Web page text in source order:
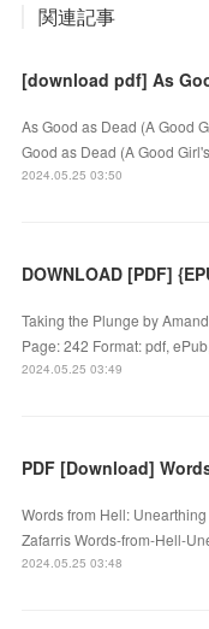
関連記事
As Good as Dead (A Good
Good as Dead (A Good
2024.05.25 03:50
Taking the Plunge by
Page: 242 Format: pdf,
2024.05.25 03:49
PDF [Download]
Words from Hell:
Zafarris Words-from-Hell-
2024.05.25 03:48